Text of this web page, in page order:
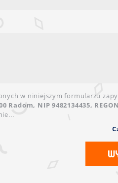
w niniejszym formularzu
NIP 9482134435,